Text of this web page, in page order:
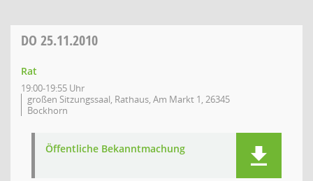
DO 25.11.2010
Rat
19:00-19:55 Uhr
großen Sitzungssaal, Rathaus, Am Markt 1, 26345
Bockhorn
Öffentliche Bekanntmachung